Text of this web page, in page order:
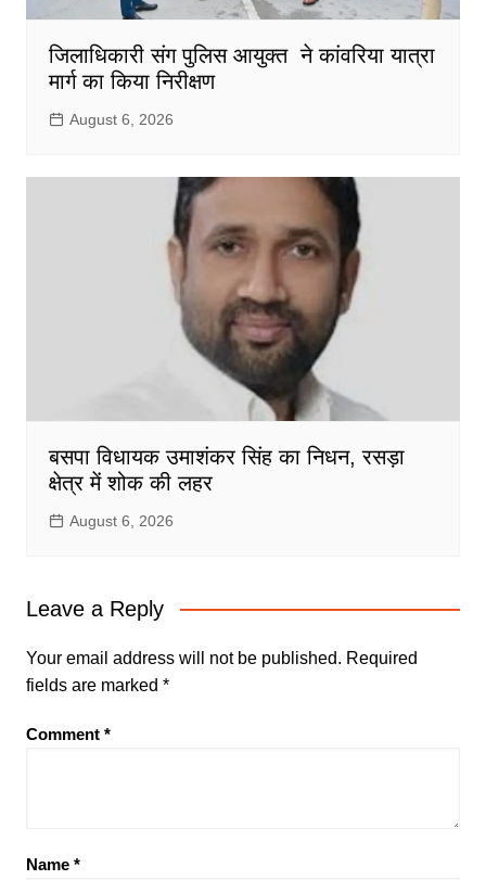
जिलाधिकारी संग पुलिस आयुक्त ने कांवरिया यात्रा
मार्ग का किया निरीक्षण
August 6, 2026
बसपा विधायक उमाशंकर सिंह का निधन, रसड़ा
क्षेत्र में शोक की लहर
August 6, 2026
Leave a Reply
Your email address will not be published. Required
fields are marked *
Comment *
Name *